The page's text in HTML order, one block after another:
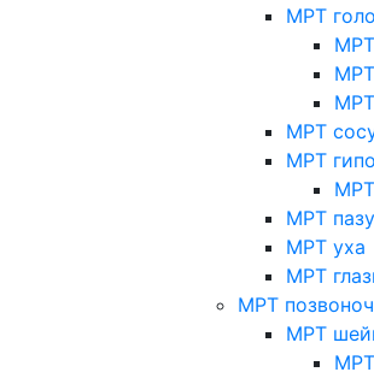
МРТ
МРТ
МРТ
МРТ
МРТ
МРТ уха
МРТ
МРТ
МРТ
МРТ